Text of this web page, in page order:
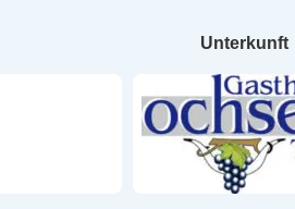
Unterkunft